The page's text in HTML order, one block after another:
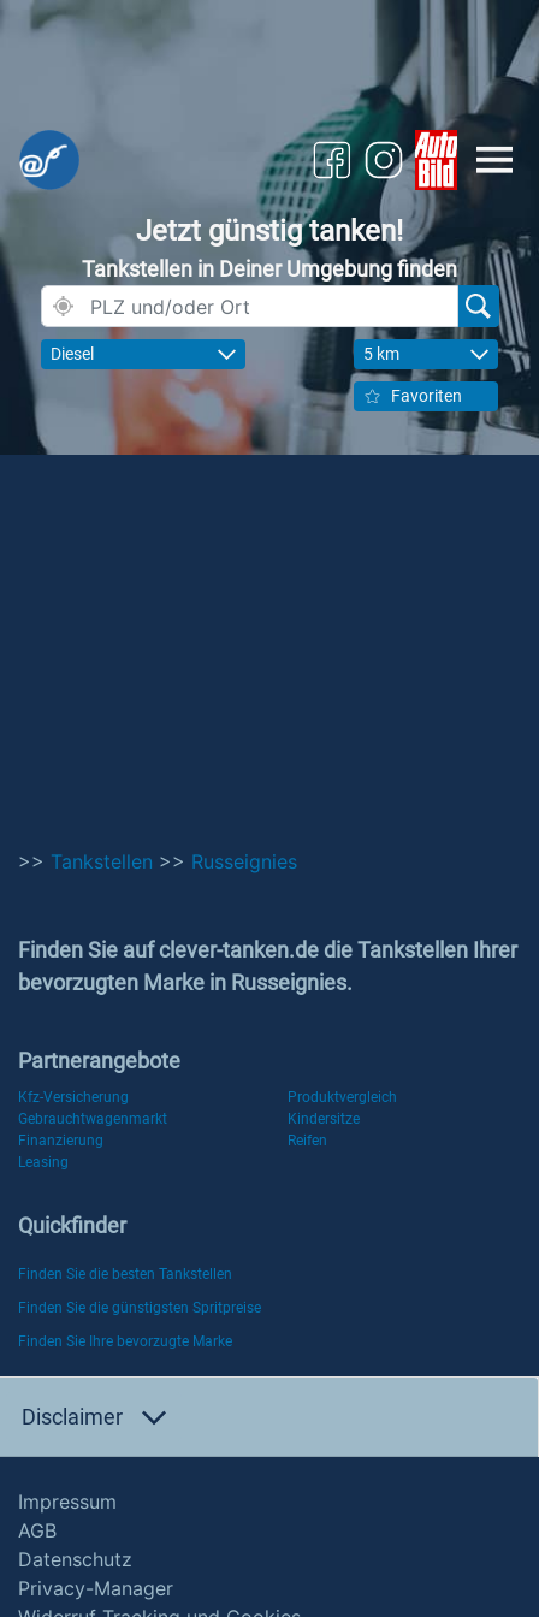
Jetzt günstig tanken!
Tankstellen in Deiner Umgebung finden
Diesel 5 km
Favoriten
>> Tankstellen >> Russeignies
Finden Sie auf clever-tanken.de die Tankstellen Ihrer
bevorzugten Marke in Russeignies.
Partnerangebote
Kfz-Versicherung
Produktvergleich
Gebrauchtwagenmarkt
Kindersitze
Finanzierung
Reifen
Leasing
Quickfinder
Finden Sie die besten Tankstellen
Finden Sie die günstigsten Spritpreise
Finden Sie Ihre bevorzugte Marke
Disclaimer
Impressum
AGB
Datenschutz
Privacy-Manager